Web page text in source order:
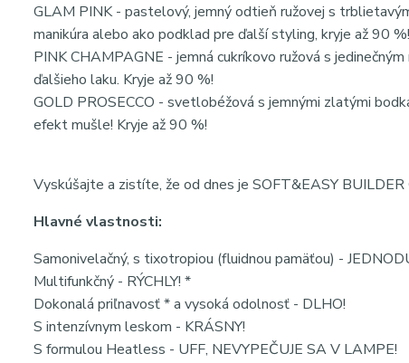
GLAM PINK - pastelový, jemný odtieň ružovej s
manikúra alebo ako podklad pre ďalší styling, kryje až 90 %!
PINK CHAMPAGNE - jemná cukríkovo ružová s
ďalšieho laku. Kryje až 90 %!
GOLD PROSECCO - svetlobéžová s jemnými zlatými
efekt mušle! Kryje až 90 %!
Vyskúšajte a zistíte, že od dnes je SOFT&EASY BUILDER
Hlavné vlastnosti:
Samonivelačný, s tixotropiou (fluidnou pamäťou) -
Multifunkčný - RÝCHLY! *
Dokonalá priľnavosť * a vysoká odolnosť - DLHO!
S intenzívnym leskom - KRÁSNY!
S formulou Heatless - UFF, NEVYPEČUJE SA V LAMPE!